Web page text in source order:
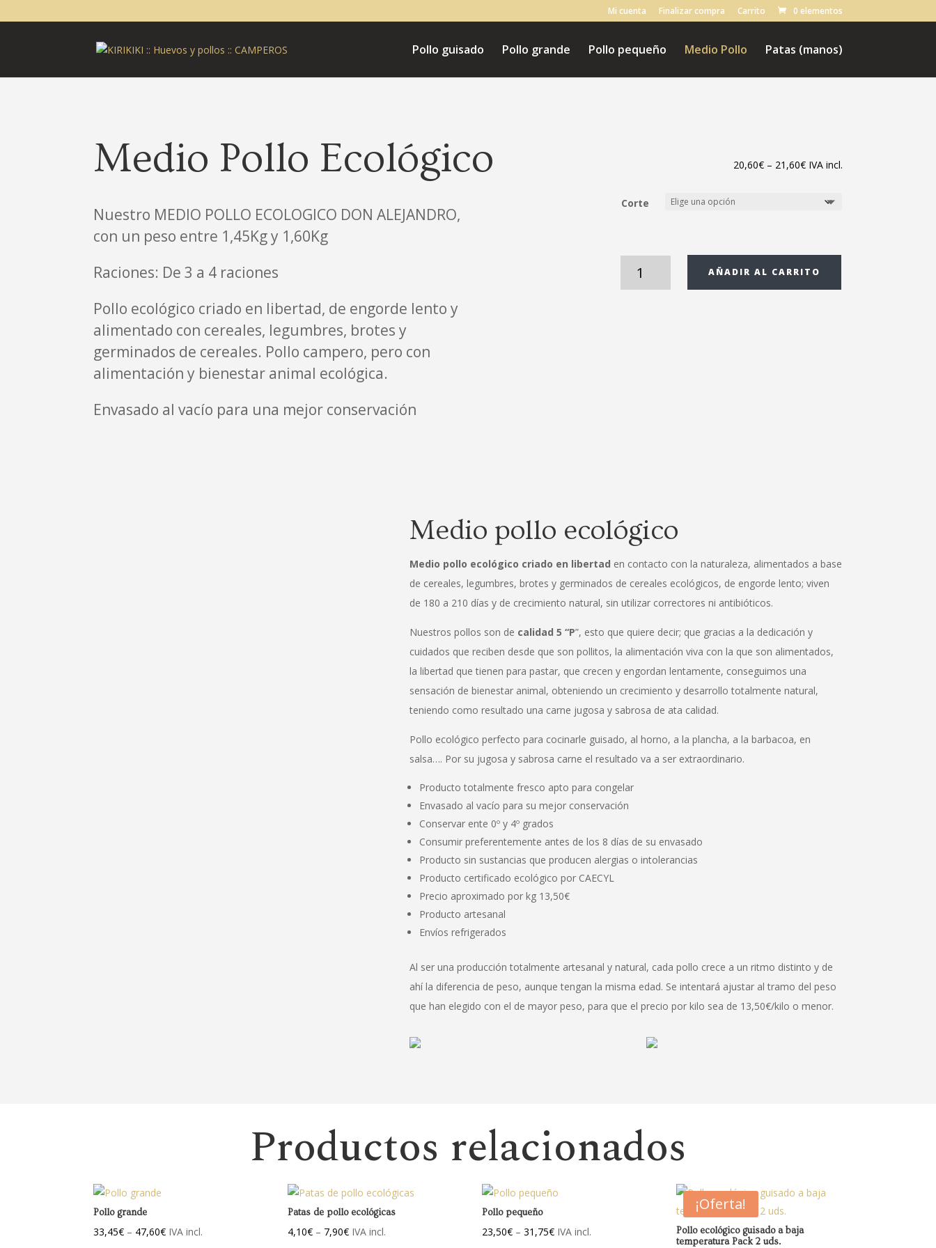
Mi cuenta Finalizar compra Carrito 0 elementos
Pollo guisado Pollo grande Pollo pequeño Medio Pollo Patas (manos)
Medio Pollo Ecológico
Nuestro MEDIO POLLO ECOLOGICO DON ALEJANDRO,
con un peso entre 1,45Kg y 1,60Kg
Raciones: De 3 a 4 raciones
Pollo ecológico criado en libertad, de engorde lento y
alimentado con cereales, legumbres, brotes y
germinados de cereales. Pollo campero, pero con
alimentación y bienestar animal ecológica.
Envasado al vacío para una mejor conservación
20,60€– 21,60€ IVA incl.
Corte
Pollo
AÑADIR AL CARRITO
Medio pollo ecológico
Medio pollo ecológico criado en libertad en contacto con la naturaleza, alimentados a base
de cereales, legumbres, brotes y germinados de cereales ecológicos, de engorde lento; viven
de 180 a 210 días y de crecimiento natural, sin utilizar correctores ni antibióticos.
Nuestros pollos son de calidad 5 “P”, esto que quiere decir; que gracias a la dedicación y
cuidados que reciben desde que son pollitos, la alimentación viva con la que son alimentados,
la libertad que tienen para pastar, que crecen y engordan lentamente, conseguimos una
sensación de bienestar animal, obteniendo un crecimiento y desarrollo totalmente natural,
teniendo como resultado una carne jugosa y sabrosa de ata calidad.
Pollo ecológico perfecto para cocinarle guisado, al horno, a la plancha, a la barbacoa, en
salsa…. Por su jugosa y sabrosa carne el resultado va a ser extraordinario.
Producto totalmente fresco apto para congelar
Envasado al vacío para su mejor conservación
Conservar ente 0º y 4º grados
Consumir preferentemente antes de los 8 días de su envasado
Producto sin sustancias que producen alergias o intolerancias
Producto certificado ecológico por CAECYL
Precio aproximado por kg 13,50€
Producto artesanal
Envíos refrigerados
Al ser una producción totalmente artesanal y natural, cada pollo crece a un ritmo distinto y de
ahí la diferencia de peso, aunque tengan la misma edad. Se intentará ajustar al tramo del peso
que han elegido con el de mayor peso, para que el precio por kilo sea de 13,50€/kilo o menor.
Productos relacionados
Pollo grande
33,45€ – 47,60€ IVA incl.
Patas de pollo ecológicas
4,10€ – 7,90€ IVA incl.
Pollo pequeño
23,50€ –31,75€ IVA incl.
¡Oferta!
Pollo ecológico guisado a baja
temperatura Pack 2 uds.